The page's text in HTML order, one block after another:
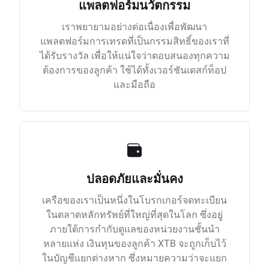
แพลตฟอร์มนวัตกรรม
เราพยายามอย่างต่อเนื่องเพื่อพัฒนา
แพลตฟอร์มการเทรดที่เป็นกรรมสิทธิ์ของเราที่
ได้รับรางวัล เพื่อให้แน่ใจว่าตอบสนองทุกความ
ต้องการของลูกค้า ใช้ได้ทั้งเวอร์ชันเดสก์ท็อป
และมือถือ
ปลอดภัยและมั่นคง
เครือของเราเป็นหนึ่งในโบรกเกอร์จดทะเบียน
ในตลาดหลักทรัพย์ที่ใหญ่ที่สุดในโลก ซึ่งอยู่
ภายใต้การกำกับดูแลของหน่วยงานชั้นนำ
หลายแห่ง เงินทุนของลูกค้า XTB จะถูกเก็บไว้
ในบัญชีแยกต่างหาก ซึ่งหมายความว่าจะแยก